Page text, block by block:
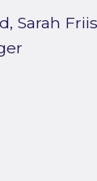
Sarah Friis